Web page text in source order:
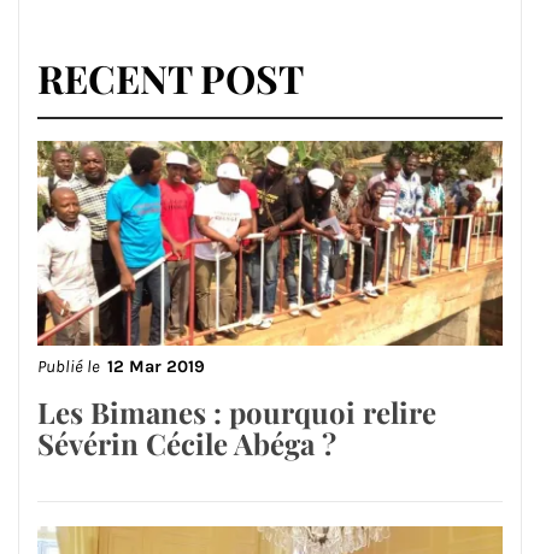
RECENT POST
Publié le 12 Mar 2019
Les Bimanes : pourquoi relire
Sévérin Cécile Abéga ?